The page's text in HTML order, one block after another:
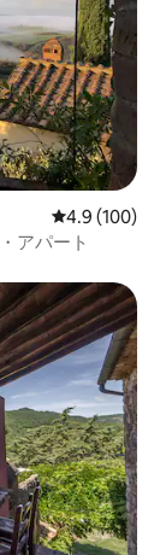
レビュー100
4.9 (100)
アパート